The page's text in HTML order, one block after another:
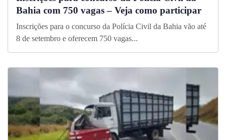
Bahia com 750 vagas – Veja como participar
Inscrições para o concurso da Polícia Civil da Bahia vão até
8 de setembro e oferecem 750 vagas...